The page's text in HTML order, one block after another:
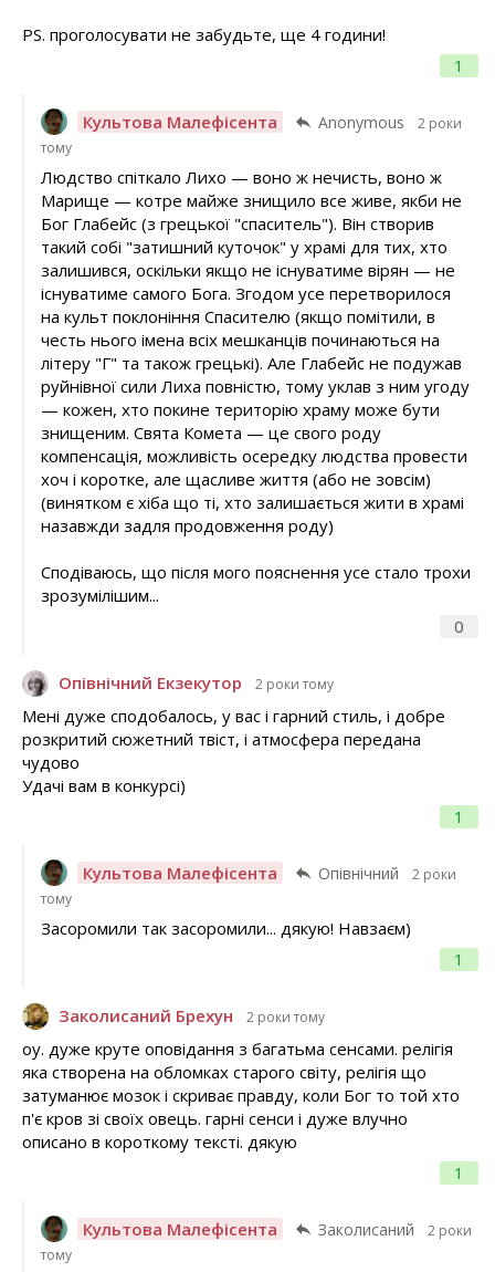
1
PS. проголосувати не забудьте, ще 4 години!
Культова Малефісента Anonymous
2 роки
тому
0
Людство спіткало Лихо — воно ж нечисть, воно ж
Марище — котре майже знищило все живе, якби не
Бог Глабейс (з грецької "спаситель"). Він створив
такий собі "затишний куточок" у храмі для тих, хто
залишився, оскільки якщо не існуватиме вірян — не
існуватиме самого Бога. Згодом усе перетворилося
на культ поклоніння Спасителю (якщо помітили, в
честь нього імена всіх мешканців починаються на
літеру "Г" та також грецькі). Але Глабейс не подужав
руйнівної сили Лиха повністю, тому уклав з ним угоду
— кожен, хто покине територію храму може бути
знищеним. Свята Комета — це свого роду
компенсація, можливість осередку людства провести
хоч і коротке, але щасливе життя (або не зовсім)
(винятком є хіба що ті, хто залишається жити в храмі
назавжди задля продовження роду)
Сподіваюсь, що після мого пояснення усе стало трохи
зрозумілішим...
Опівнічний Екзекутор 2 роки тому
1
Мені дуже сподобалось, у вас і гарний стиль, і добре
розкритий сюжетний твіст, і атмосфера передана
чудово
Удачі вам в конкурсі)
Культова Малефісента Опівнічний
2 роки
тому
1
Засоромили так засоромили... дякую! Навзаєм)
Заколисаний Брехун 2 роки тому
1
оу. дуже круте оповідання з багатьма сенсами. релігія
яка створена на обломках старого світу, релігія що
затуманює мозок і скриває правду, коли Бог то той хто
п'є кров зі своїх овець. гарні сенси і дуже влучно
описано в короткому тексті. дякую
Культова Малефісента Заколисаний
2 роки
тому